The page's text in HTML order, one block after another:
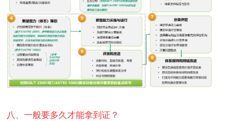
八、一般要多久才能拿到证？